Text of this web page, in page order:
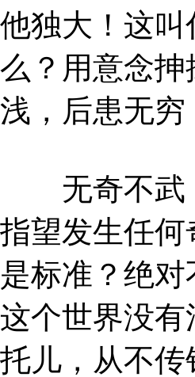
他独大！这
么？用意念
浅，后患无穷
无奇不武，
指望发生任
是标准？绝
这个世界没
托儿，从不